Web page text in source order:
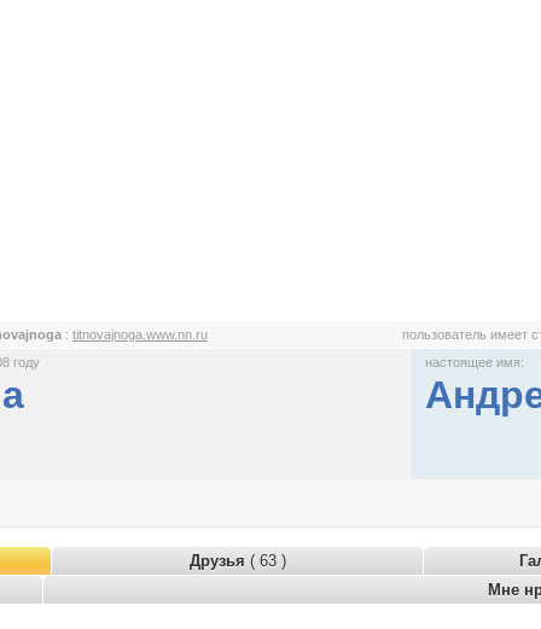
: titnovajnoga.www.nn.ru
пользователь имеет
году
настоящее имя:
Друзья ( 63 )
Мне